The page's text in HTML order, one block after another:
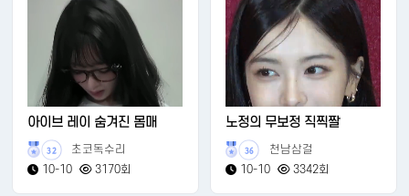
아이브 레이 숨겨진 몸매
32
초코독수리
10-10
3170회
노정의 무보정 직찍짤
36
천남삼걸
10-10
3342회